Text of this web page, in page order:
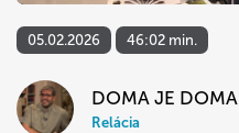
05.02.2026 46:02 min.
DOMA JE DOMA
Relácia